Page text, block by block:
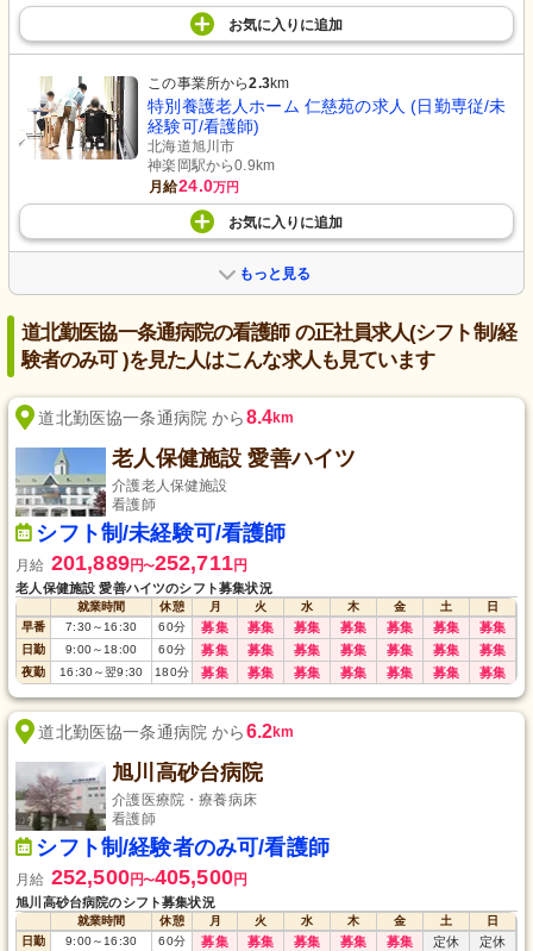
お気に入り に追加
この事業所から2.3km
特別養護老人ホーム 仁慈苑の求人 (日勤専従/未
経験可/看護師)
北海道旭川市
神楽岡駅から0.9km
月給24.0万円
お気に入り に追加
もっと見る
道北勤医協一条通病院の看護師 の正社員求人(シフト制/経
験者のみ可 )を見た人はこんな求人も見ています
道北勤医協一条通病院 から8.4km
老人保健施設 愛善ハイツ
介護老人保健施設
看護師
シフト制/未経験可/看護師
月給 201,889円〜252,711円
老人保健施設 愛善ハイツのシフト募集状況
就業時間 休憩 月 火 水 木 金 土
日
早番
7:30～16:30 60分 募集 募集 募集 募集 募集 募集 募集
日勤 9:00～18:00 60分 募集 募集 募集 募集 募集 募集 募集
夜勤 16:30～翌9:30 180分 募集 募集 募集 募集 募集 募集 募集
道北勤医協一条通病院 から6.2km
旭川高砂台病院
介護医療院・療養病床
看護師
シフト制/経験者のみ可/看護師
月給 252,500円〜405,500円
旭川高砂台病院のシフト募集状況
就業時間 休憩 月 火 水 木 金 土
日
日勤
9:00～16:30 60分 募集 募集 募集 募集 募集 定休 定休